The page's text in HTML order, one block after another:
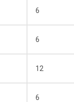
6
6
12
6